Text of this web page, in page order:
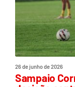
26 de junho de 2026
Sampaio